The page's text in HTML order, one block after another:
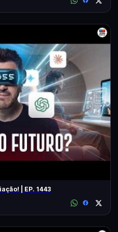
| EP. 1443